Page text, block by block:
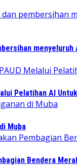
Pelatihan AI
Muba
Bendera